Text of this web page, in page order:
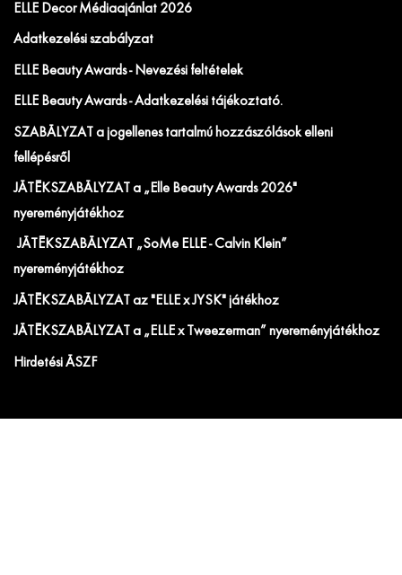
ELLE Decor Médiaajánlat 2026
Adatkezelési szabályzat
ELLE Beauty Awards - Nevezési feltételek
ELLE Beauty Awards - Adatkezelési tájékoztató.
SZABÁLYZAT a jogellenes tartalmú hozzászólások elleni
fellépésről
JÁTÉKSZABÁLYZAT a „Elle Beauty Awards 2026"
nyereményjátékhoz
JÁTÉKSZABÁLYZAT „SoMe ELLE - Calvin Klein”
nyereményjátékhoz
JÁTÉKSZABÁLYZAT az "ELLE x JYSK" játékhoz
JÁTÉKSZABÁLYZAT a „ELLE x Tweezerman” nyereményjátékhoz
Hirdetési ÁSZF